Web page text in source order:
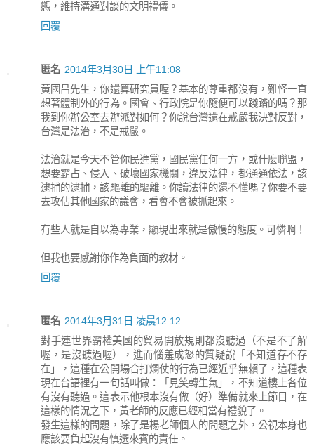
態，維持溝通對談的文明禮儀。
回覆
匿名 2014年3月30日 上午11:08
黃國昌先生，你還算研究員喔？基本的尊重都沒有，難怪一直
想著體制外的行為。國會、行政院是你隨便可以踐踏的嗎？那
我到你辦公室去辦派對如何？你說台灣還在戒嚴我決對反對，
台灣是法治，不是戒嚴。
法治就是今天不管你民進黨，國民黨任何一方，或什麼聯盟，
想要霸占、侵入、破壞國家機關，違反法律，都通通依法，該
逮捕的逮捕，該驅離的驅離。你讀法律的還不懂嗎？你要不要
去攻佔其他國家的議會，看會不會被抓起來。
有些人就是自以為專業，顯現出來就是傲慢的態度。可憐啊！
但我也要感謝你作為負面的教材。
回覆
匿名 2014年3月31日 凌晨12:12
對手連世界霸權美國的貿易開放規則都沒聽過（不是不了解
喔，是沒聽過喔），進而惱羞成怒的質疑說「不知道存不存
在」，這種在公開場合打爛仗的行為已經近乎無賴了，這種表
現在台語裡有一句話叫做：「見笑轉生氣」，不知道樓上各位
有沒有聽過。這表示他根本沒有做（好）準備就來上節目，在
這樣的情況之下，黃老師的反應已經相當有禮貌了。
發生這樣的問題，除了是楊老師個人的問題之外，公視本身也
應該要負起沒有慎選來賓的責任。